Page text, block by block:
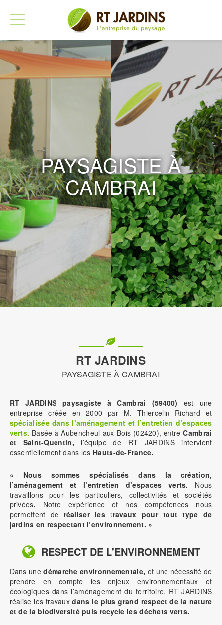
PAYSAGISTE À
CAMBRAI
RT JARDINS
PAYSAGISTE À CAMBRAI
RT JARDINS paysagiste à Cambrai (59400) est une
entreprise créée en 2000 par M. Thiercelin Richard et
spécialisée dans l’aménagement et l’entretien d’espaces
verts. Basée à Aubencheul-aux-Bois (02420), entreCambrai
et Saint-Quentin, l’équipe de RT JARDINS intervient
essentiellement dans les Hauts-de-France.
« Nous sommes spécialisés dans la création,
l’aménagement et l’entretien d’espaces verts. Nous
travaillons pour les particuliers, collectivités et sociétés
privées. Notre expérience et nos compétences nous
permettent de réaliser les travaux pour tout type de
jardins en respectant l’environnement. »
RESPECT DE L'ENVIRONNEMENT
Dans unedémarche environnementale, et une nécessité de
prendre en compte les enjeux environnementaux et
écologiques dans l’aménagement du territoire, RT JARDINS
réalise les travauxdans le plus grand respect de la nature
et de la biodiversité puis recycle les déchets verts.